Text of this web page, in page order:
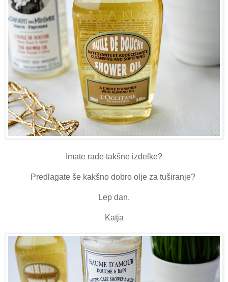
Imate rade takšne izdelke?
Predlagate še kakšno dobro olje za tuširanje?
Lep dan,
Katja